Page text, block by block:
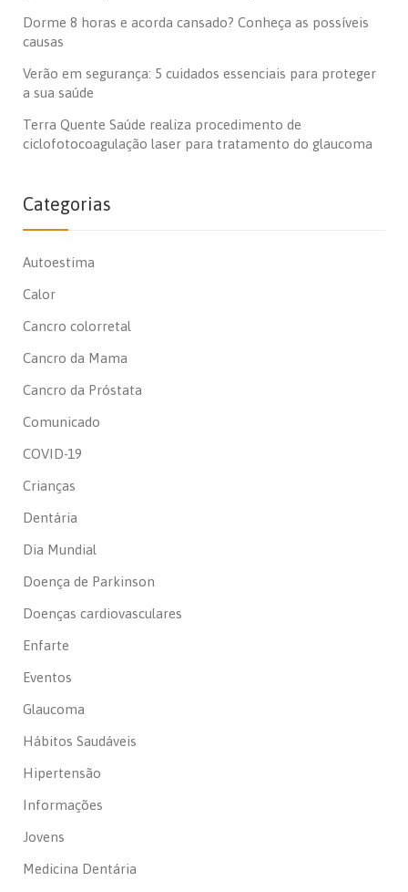
Dorme 8 horas e acorda cansado? Conheça as possíveis
causas
Verão em segurança: 5 cuidados essenciais para proteger
a sua saúde
Terra Quente Saúde realiza procedimento de
ciclofotocoagulação laser para tratamento do glaucoma
Categorias
Autoestima
Calor
Cancro colorretal
Cancro da Mama
Cancro da Próstata
Comunicado
COVID-19
Crianças
Dentária
Dia Mundial
Doença de Parkinson
Doenças cardiovasculares
Enfarte
Eventos
Glaucoma
Hábitos Saudáveis
Hipertensão
Informações
Jovens
Medicina Dentária